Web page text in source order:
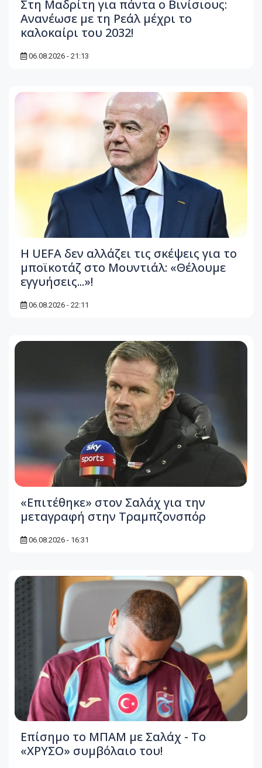
Στη Μαδρίτη για πάντα ο Βινίσιους:
Ανανέωσε με τη Ρεάλ μέχρι το
καλοκαίρι του 2032!
06.08.2026 - 21:13
Η UEFA δεν αλλάζει τις σκέψεις για το
μποϊκοτάζ στο Μουντιάλ: «Θέλουμε
εγγυήσεις...»!
06.08.2026 - 22:11
«Επιτέθηκε» στον Σαλάχ για την
μεταγραφή στην Τραμπζονσπόρ
06.08.2026 - 16:31
Επίσημο το ΜΠΑΜ με Σαλάχ - Το
«ΧΡΥΣΟ» συμβόλαιο του!